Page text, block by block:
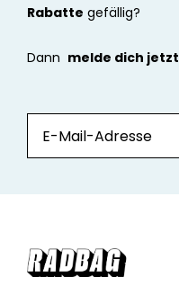
Rabatte gefällig?
Dann melde dich jetzt